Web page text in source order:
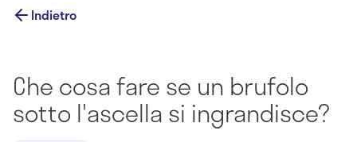
Indietro
Che cosa fare se un brufolo
sotto l'ascella si ingrandisce?